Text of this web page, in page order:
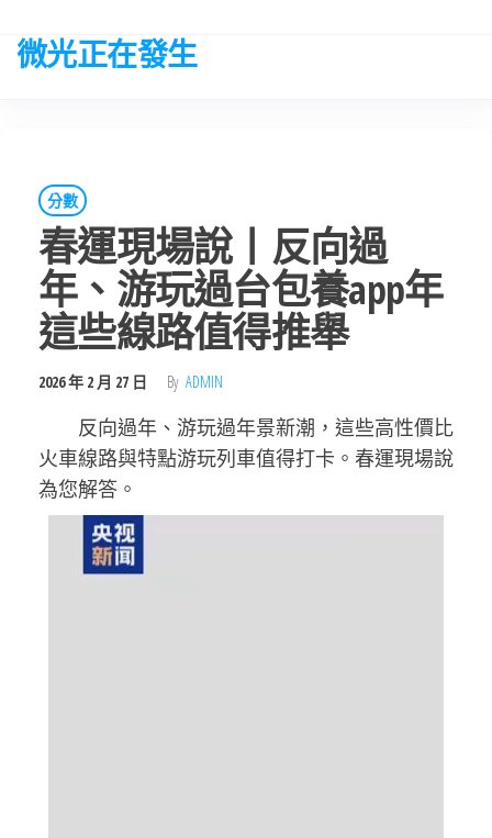
微光正在發生
分數
春運現場說丨反向過
年、游玩過台包養app年
這些線路值得推舉
2026 年 2 月 27 日 By ADMIN
反向過年、游玩過年景新潮，這些高性價比
火車線路與特點游玩列車值得打卡。春運現場說
為您解答。